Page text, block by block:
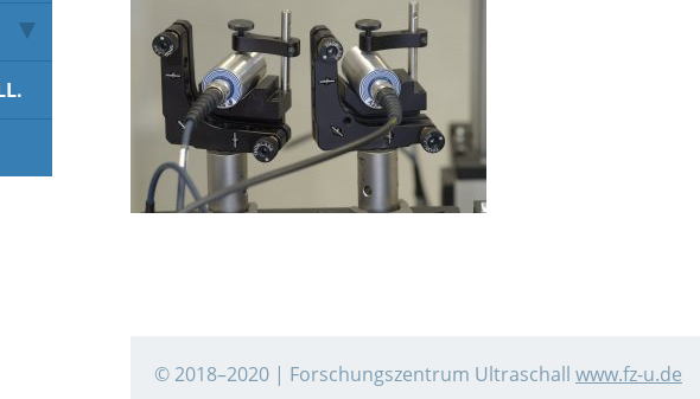
© 2018–2020 | Forschungszentrum Ultraschall www.fz-u.de